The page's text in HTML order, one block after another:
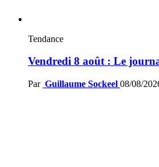
Tendance
Vendredi 8 août : Le
Par Guillaume Sockeel 08/08/